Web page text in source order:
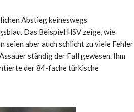
Abstieg keineswegs
Das Beispiel HSV zeige, wie
seien aber auch schlicht zu viele Fehler
ständig der Fall gewesen. Ihm
der 84-fache türkische